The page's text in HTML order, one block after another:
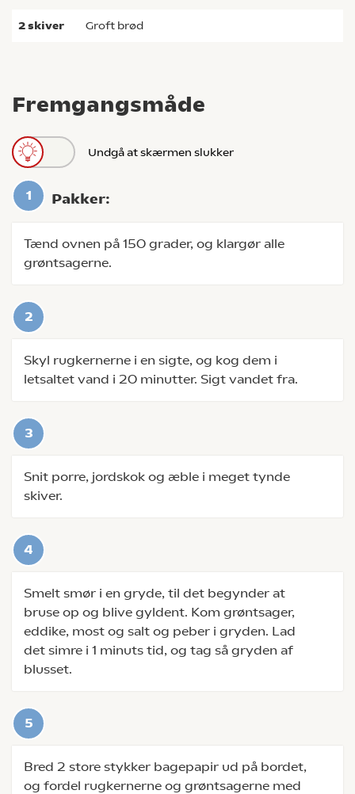
Fremgangsmåde
Undgå at skærmen slukker
Pakker:
Tænd ovnen på 150 grader, og klargør alle
grøntsagerne.
Skyl rugkernerne i en sigte, og kog dem i
letsaltet vand i 20 minutter. Sigt vandet fra.
Snit porre, jordskok og æble i meget tynde
skiver.
Smelt smør i en gryde, til det begynder at
bruse op og blive gyldent. Kom grøntsager,
eddike, most og salt og peber i gryden. Lad
det simre i 1 minuts tid, og tag så gryden af
blusset.
Bred 2 store stykker bagepapir ud på bordet,
og fordel rugkernerne og grøntsagerne med
2skiver Groft brød